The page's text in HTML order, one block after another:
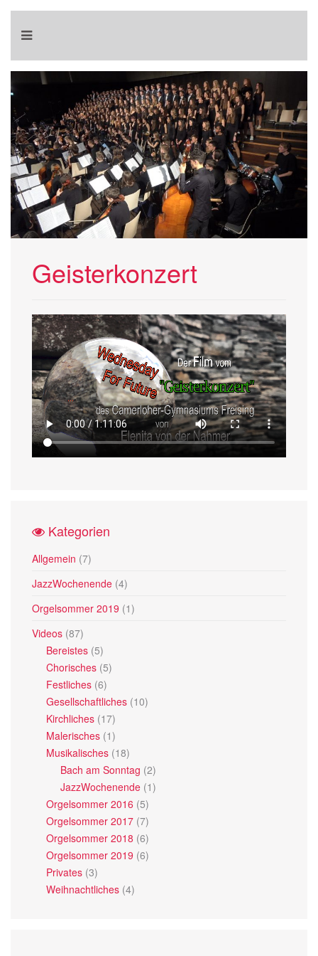
Geisterkonzert
Kategorien
Allgemein (7)
JazzWochenende (4)
Orgelsommer 2019 (1)
Videos (87)
Bereistes (5)
Chorisches (5)
Festliches (6)
Gesellschaftliches (10)
Kirchliches (17)
Malerisches (1)
Musikalisches (18)
Bach am Sonntag (2)
JazzWochenende (1)
Orgelsommer 2016 (5)
Orgelsommer 2017 (7)
Orgelsommer 2018 (6)
Orgelsommer 2019 (6)
Privates (3)
Weihnachtliches (4)